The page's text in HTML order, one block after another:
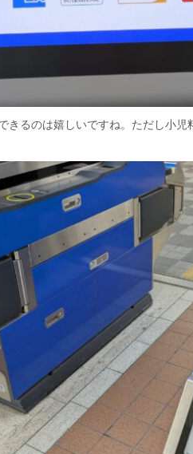
きるのは嬉しいですね。ただし小児